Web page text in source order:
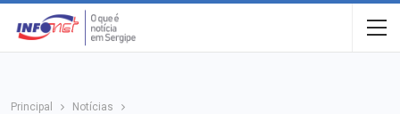
Principal Notícias